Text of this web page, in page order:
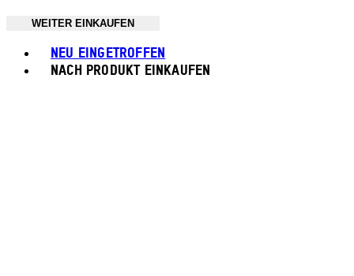
WEITER EINKAUFEN
NEU EINGETROFFEN
NACH PRODUKT EINKAUFEN